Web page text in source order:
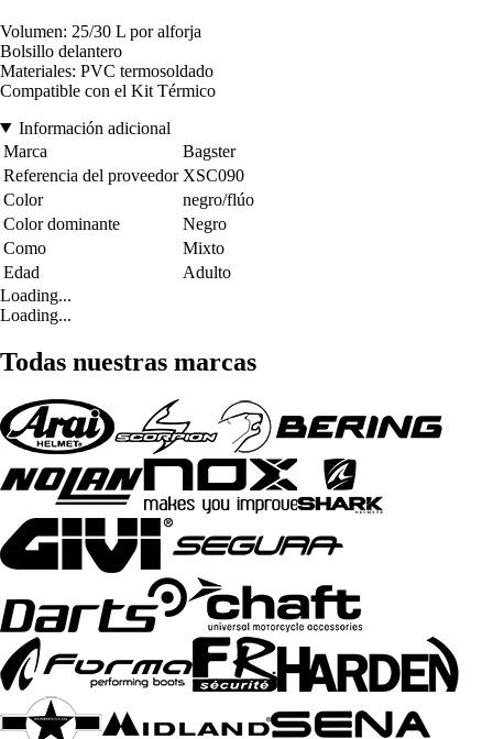
Volumen: 25/30 L por alforja
Bolsillo delantero
Materiales: PVC termosoldado
Compatible con el Kit Térmico
Información adicional
Marca
Bagster
Referencia del proveedor XSC090
Color
negro/flúo
Color dominante
Negro
Como
Mixto
Edad
Adulto
Loading...
Loading...
Todas nuestras marcas